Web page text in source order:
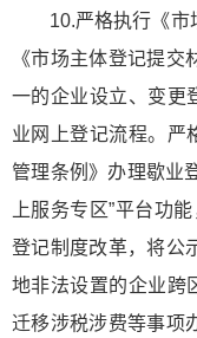
10.严格执行《市
《市场主体登记提
一的企业设立、变更
业网上登记流程。严
管理条例》办理歇业
上服务专区”平台功
登记制度改革，将公
地非法设置的企业跨
迁移涉税涉费等事项